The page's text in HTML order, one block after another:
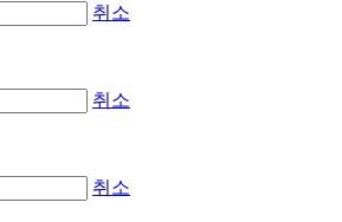
취소
취소
취소